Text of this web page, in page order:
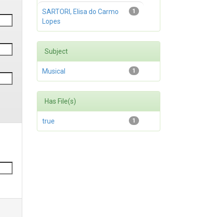
1
SARTORI, Elisa do Carmo
Lopes
Subject
1
Musical
Has File(s)
1
true